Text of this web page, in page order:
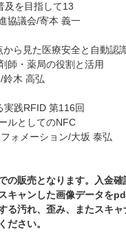
及を目指して13
協議会/寄本 義一
から見た医療安全と自動認
師・薬局の役割と活用
鈴木 高弘
実践RFID 第116回
ルとしてのNFC
ォメーション/大坂 泰弘
の販売となります。入金確
キャンした画像データを
る汚れ、歪み、またスキ
ださい。